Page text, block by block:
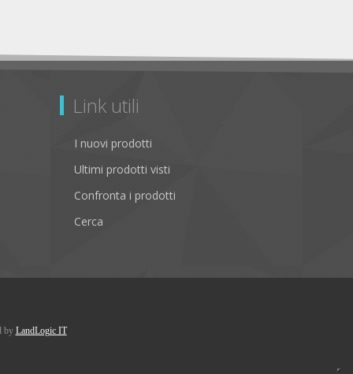
Link utili
I nuovi prodotti
Ultimi prodotti visti
Confronta i prodotti
Cerca
by LandLogic IT